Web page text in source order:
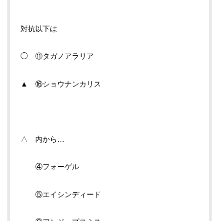
対抗以下は
◯ ⑪タガノアラリア
▲ ⑯ショウナンカリス
△ 内から…
④フォーゲル
⑤エイシンディード